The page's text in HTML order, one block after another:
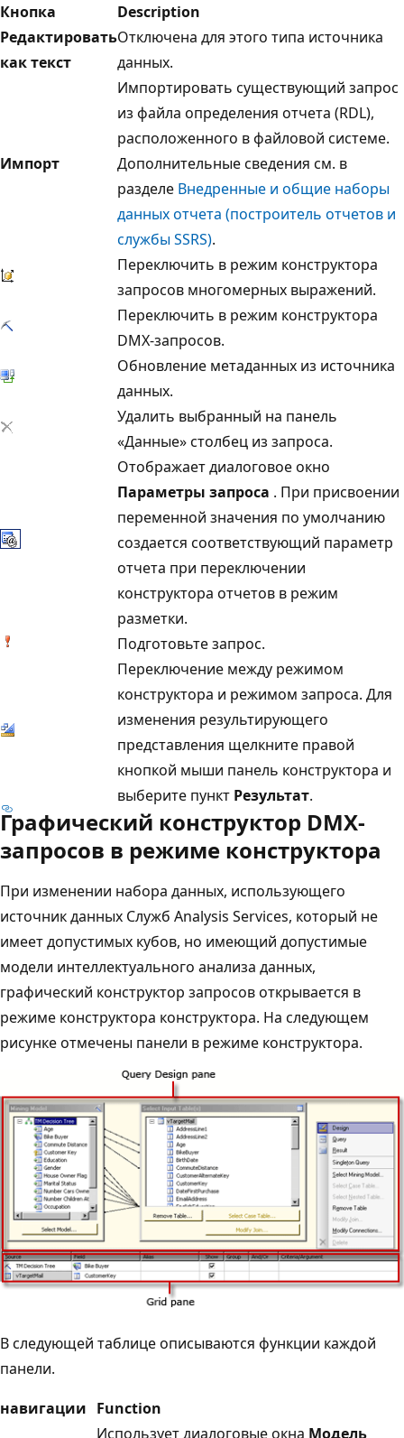
Кнопка
Description
Редактировать
как текст
Отключена для этого типа источника
данных.
Импорт
Импортировать существующий запрос
из файла определения отчета (RDL),
расположенного в файловой системе.
Дополнительные сведения см. в
разделе Внедренные и общие наборы
данных отчета (построитель отчетов и
службы SSRS).
Переключить в режим конструктора
запросов многомерных выражений.
Переключить в режим конструктора
DMX-запросов.
Обновление метаданных из источника
данных.
Удалить выбранный на панель
«Данные» столбец из запроса.
Отображает диалоговое окно
Параметры запроса . При присвоении
переменной значения по умолчанию
создается соответствующий параметр
отчета при переключении
конструктора отчетов в режим
разметки.
Подготовьте запрос.
Переключение между режимом
конструктора и режимом запроса. Для
изменения результирующего
представления щелкните правой
кнопкой мыши панель конструктора и
выберите пункт Результат.
Графический конструктор DMX-
запросов в режиме конструктора
При изменении набора данных, использующего
источник данных Служб Analysis Services, который не
имеет допустимых кубов, но имеющий допустимые
модели интеллектуального анализа данных,
графический конструктор запросов открывается в
режиме конструктора конструктора. На следующем
рисунке отмечены панели в режиме конструктора.
В следующей таблице описываются функции каждой
панели.
навигации Function
Использует диалоговые окна Модель